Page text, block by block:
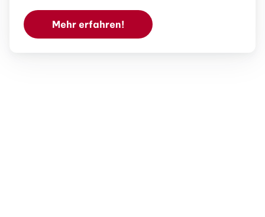
Mehr erfahren!